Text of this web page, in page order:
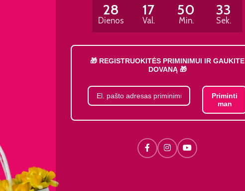
28
Dienos
17
Val.
50
Min.
33
Sek.
🎁 REGISTRUOKITĖS PRIMINIMUI IR GAUKITE
DOVANĄ 🎁
Priminti
man